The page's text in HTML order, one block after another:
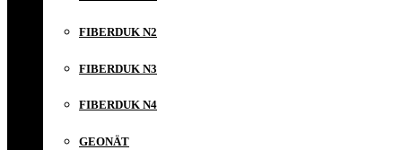
FIBERDUK N2
FIBERDUK N3
FIBERDUK N4
GEONÄT